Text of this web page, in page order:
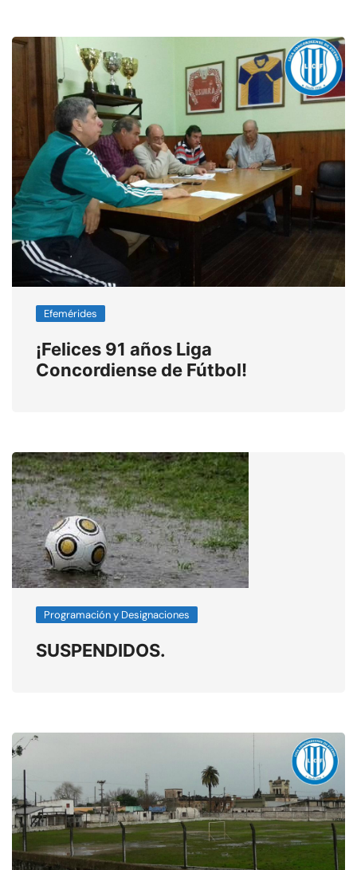
Efemérides
¡Felices 91 años Liga
Concordiense de Fútbol!
Programación y Designaciones
SUSPENDIDOS.